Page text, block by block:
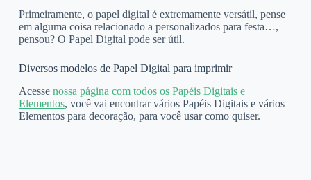
Primeiramente, o papel digital é extremamente versátil, pense
em alguma coisa relacionado a personalizados para festa…,
pensou? O Papel Digital pode ser útil.
Diversos modelos de Papel Digital para imprimir
Acesse nossa página com todos os Papéis Digitais e
Elementos, você vai encontrar vários Papéis Digitais e vários
Elementos para decoração, para você usar como quiser.